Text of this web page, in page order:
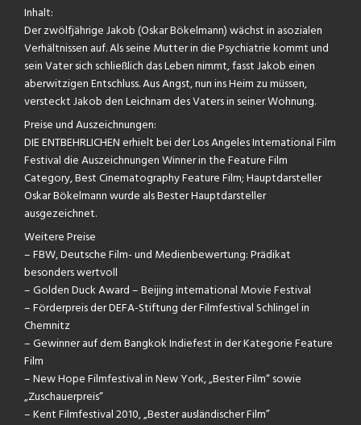
Inhalt:
Der zwölfjährige Jakob (Oskar Bökelmann) wächst in asozialen
Verhältnissen auf. Als seine Mutter in die Psychiatrie kommt und
sein Vater sich schließlich das Leben nimmt, fasst Jakob einen
aberwitzigen Entschluss. Aus Angst, nun ins Heim zu müssen,
versteckt Jakob den Leichnam des Vaters in seiner Wohnung.
Preise und Auszeichnungen:
DIE ENTBEHRLICHEN erhielt bei der Los Angeles International Film
Festival die Auszeichnungen Winner in the Feature Film
Category, Best Cinematography Feature Film; Hauptdarsteller
Oskar Bökelmann wurde als Bester Hauptdarsteller
ausgezeichnet.
Weitere Preise
– FBW, Deutsche Film- und Medienbewertung: Prädikat
besonders wertvoll
– Golden Duck Award – Beijing international Movie Festival
– Förderpreis der DEFA-Stiftung der Filmfestival Schlingel in
Chemnitz
– Gewinner auf dem Bangkok Indiefest in der Kategorie Feature
Film
– New Hope Filmfestival in New York, „Bester Film“ sowie
„Zuschauerpreis“
– Kent Filmfestival 2010, „Bester ausländischer Film”